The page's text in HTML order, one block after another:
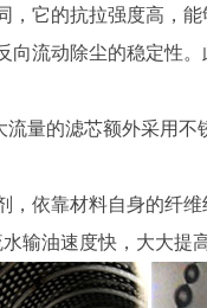
的抗拉强度高，能
动除尘的稳定性。
的滤芯额外采用不
靠材料自身的纤维
输油速度快，大大提